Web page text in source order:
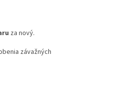
za nový.
závažných